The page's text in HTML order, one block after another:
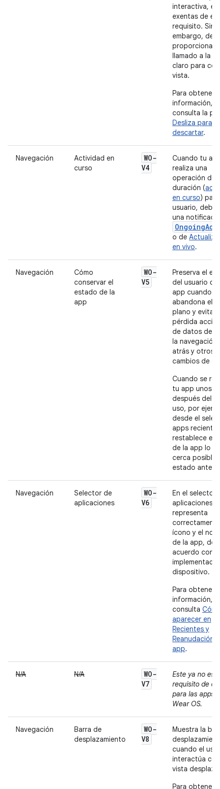
interactiva,
exentas de
requisito. Sin
embargo,
proporcionar
llamado a la
claro para
vista.
Para obtener
información,
consulta la
Desliza para
descartar.
Navegación
Actividad en
curso
WO-
V4
Cuando tu
realiza una
operación de
duración (
en curso)
usuario,
una
o de
en vivo.
Navegación
Cómo
conservar el
estado de la
app
WO-
V5
Preserva el
del usuario o
app cuando
abandona el
plano y evita
pérdida
de datos
la navegación
atrás y otros
cambios de
Cuando se
tu app unos
después del
uso, por
desde el
apps
restablece el
de la app lo
cerca posible
estado
Navegación
Selector de
aplicaciones
WO-
V6
En el selector
aplicaciones,
representa
ícono y el
de la app, de
acuerdo con
dispositivo.
Para obtener
información,
consulta
aparecer en
Recientes y
Reanudación
app.
N/A N/A
WO-
V7
Este ya no es
requisito de
para las apps
Wear OS.
Navegación
Barra de
desplazamiento
WO-
V8
Muestra la
cuando el
interactúa
vista
Para obtener